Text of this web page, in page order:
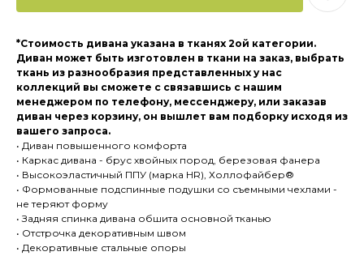
*Стоимость дивана указана в тканях 2ой категории.
Диван может быть изготовлен в ткани на заказ, выбрать
ткань из разнообразия представленных у нас
коллекций вы сможете с связавшись с нашим
менеджером по телефону, мессенджеру, или заказав
диван через корзину, он вышлет вам подборку исходя из
вашего запроса.
• Диван повышенного комфорта
• Каркас дивана - брус хвойных пород, березовая фанера
• Высокоэластичный ППУ (марка HR), Холлофайбер®
• Формованные подспинные подушки со съемными чехлами -
не теряют форму
• Задняя спинка дивана обшита основной тканью
• Отстрочка декоративным швом
• Декоративные стальные опоры